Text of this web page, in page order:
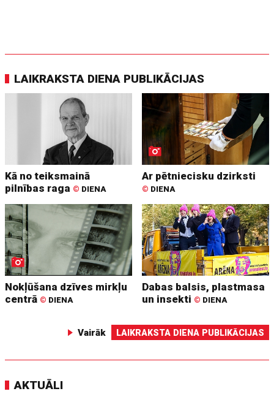
LAIKRAKSTA DIENA PUBLIKĀCIJAS
Kā no teiksmainā
pilnības raga © DIENA
Ar pētniecisku dzirksti
© DIENA
Nokļūšana dzīves mirkļu
centrā © DIENA
Dabas balsis, plastmasa
un insekti © DIENA
Vairāk LAIKRAKSTA DIENA PUBLIKĀCIJAS
AKTUĀLI